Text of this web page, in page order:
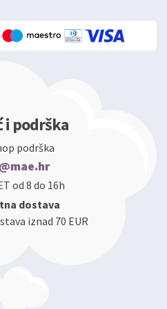
i podrška
podrška
od 8 do 16h
dostava
iznad 70 EUR